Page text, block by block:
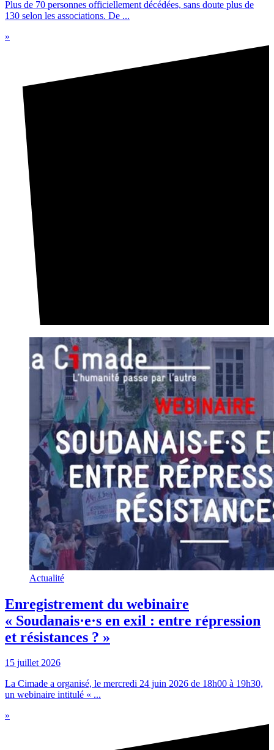
Plus de 70 personnes officiellement décédées, sans doute plus de
130 selon les associations. De ...
»
Actualité
Enregistrement du webinaire
« Soudanais·e·s en exil : entre répression
et résistances ? »
15 juillet 2026
La Cimade a organisé, le mercredi 24 juin 2026 de 18h00 à 19h30,
un webinaire intitulé « ...
»